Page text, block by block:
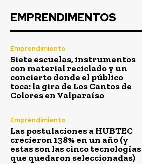
EMPRENDIMENTOS
Emprendimiento
Siete escuelas, instrumentos
con material reciclado y un
concierto donde el público
toca: la gira de Los Cantos de
Colores en Valparaíso
Emprendimiento
Las postulaciones a HUBTEC
crecieron 138% en un año (y
estas son las cinco tecnologías
que quedaron seleccionadas)